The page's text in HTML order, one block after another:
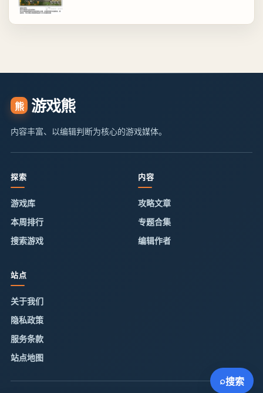
熊 游戏熊
内容丰富、以编辑判断为核心的游戏媒体。
探索
游戏库
本周排行
搜索游戏
内容
攻略文章
专题合集
编辑作者
站点
关于我们
隐私政策
服务条款
站点地图
⌕搜索